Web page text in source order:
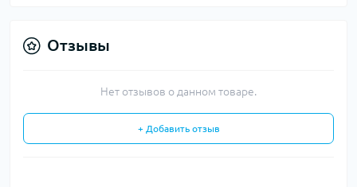
Отзывы
Нет отзывов о данном товаре.
+ Добавить отзыв